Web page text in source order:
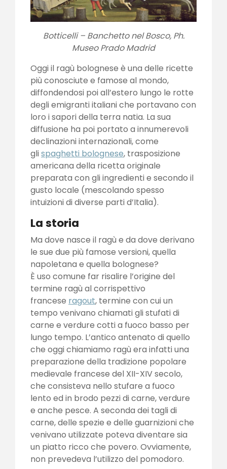
Botticelli – Banchetto nel Bosco, Ph.
Museo Prado Madrid
Oggi il ragù bolognese è una delle ricette
più conosciute e famose al mondo,
diffondendosi poi all’estero lungo le rotte
degli emigranti italiani che portavano con
loro i sapori della terra natia. La sua
diffusione ha poi portato a innumerevoli
declinazioni internazionali, come
glispaghetti bolognese, trasposizione
americana della ricetta originale
preparata con gli ingredienti e secondo il
gusto locale (mescolando spesso
intuizioni di diverse parti d’Italia).
La storia
Ma dove nasce il ragù e da dove derivano
le sue due più famose versioni, quella
napoletana e quella bolognese?
È uso comune far risalire l’origine del
termine ragù al corrispettivo
francese ragout, termine con cui un
tempo venivano chiamati gli stufati di
carne e verdure cotti a fuoco basso per
lungo tempo. L’antico antenato di quello
che oggi chiamiamo ragù era infatti una
preparazione della tradizione popolare
medievale francese del XII-XIV secolo,
che consisteva nello stufare a fuoco
lento ed in brodo pezzi di carne, verdure
e anche pesce. A seconda dei tagli di
carne, delle spezie e delle guarnizioni che
venivano utilizzate poteva diventare sia
un piatto ricco che povero. Ovviamente,
non prevedeva l’utilizzo del pomodoro.